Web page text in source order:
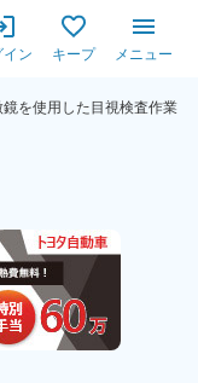
イン キープ メニュー
鏡を使用した目視検査作業
た目視